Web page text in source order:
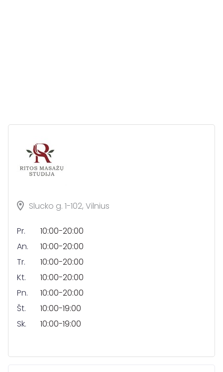
Slucko g. 1-102, Vilnius
Pr.
10:00-20:00
An.
10:00-20:00
Tr.
10:00-20:00
Kt.
10:00-20:00
Pn.
10:00-20:00
Št.
10:00-19:00
Sk.
10:00-19:00